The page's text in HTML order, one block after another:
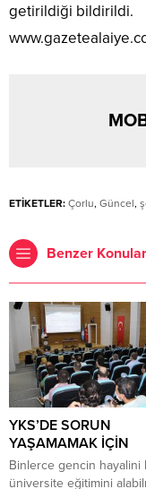
getirildiği bildirildi.
ETİKETLER: Çorlu, Güncel,
Benzer Konular
YKS’DE SORUN
YAŞAMAMAK İÇİN
Binlerce gencin hayalini
üniversite eğitimini